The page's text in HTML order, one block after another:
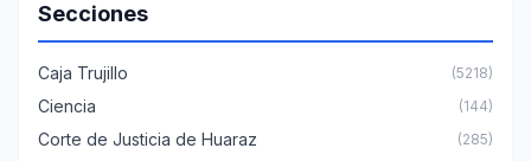
Secciones
Caja Trujillo (5218)
Ciencia (144)
Corte de Justicia de Huaraz (285)